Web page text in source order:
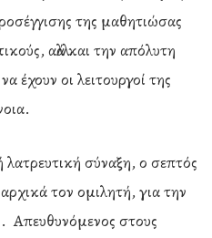
της μαθητιώσας
αλλά και την απόλυτη
έχουν οι λειτουργοί της
λατρευτική σύναξη, ο σεπτός
τον ομιλητή, για την
Απευθυνόμενος στους